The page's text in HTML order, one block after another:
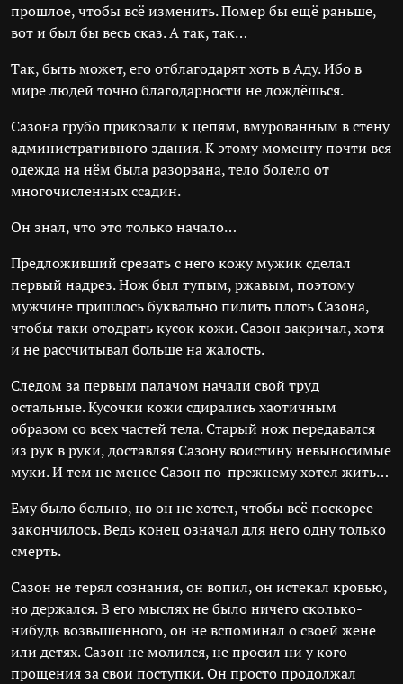
прошлое, чтобы всё изменить. Помер бы ещё раньше,
вот и был бы весь сказ. А так, так…
Так, быть может, его отблагодарят хоть в Аду. Ибо в
мире людей точно благодарности не дождёшься.
Сазона грубо приковали к цепям, вмурованным в стену
административного здания. К этому моменту почти вся
одежда на нём была разорвана, тело болело от
многочисленных ссадин.
Он знал, что это только начало…
Предложивший срезать с него кожу мужик сделал
первый надрез. Нож был тупым, ржавым, поэтому
мужчине пришлось буквально пилить плоть Сазона,
чтобы таки отодрать кусок кожи. Сазон закричал, хотя
и не рассчитывал больше на жалость.
Следом за первым палачом начали свой труд
остальные. Кусочки кожи сдирались хаотичным
образом со всех частей тела. Старый нож передавался
из рук в руки, доставляя Сазону воистину невыносимые
муки. И тем не менее Сазон по-прежнему хотел жить…
Ему было больно, но он не хотел, чтобы всё поскорее
закончилось. Ведь конец означал для него одну только
смерть.
Сазон не терял сознания, он вопил, он истекал кровью,
но держался. В его мыслях не было ничего сколько-
нибудь возвышенного, он не вспоминал о своей жене
или детях. Сазон не молился, не просил ни у кого
прощения за свои поступки. Он просто продолжал